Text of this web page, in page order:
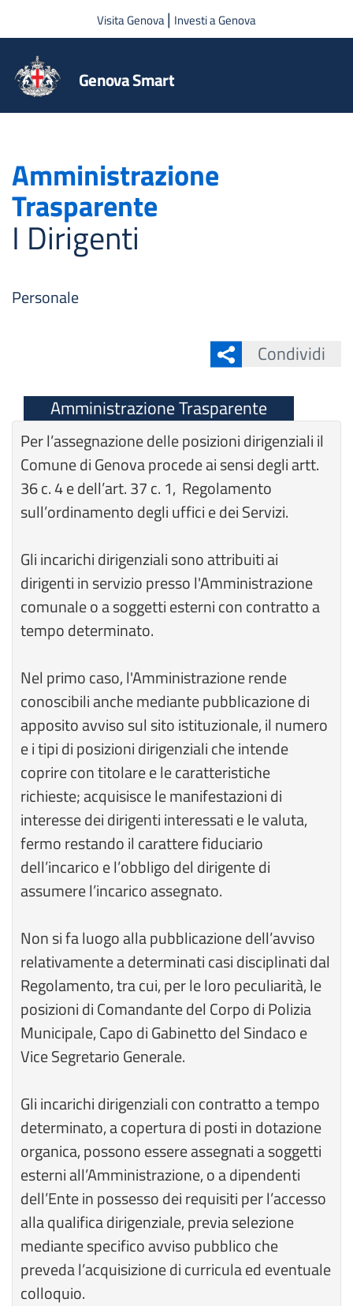
Salta al contenuto principale
Visita Genova| Investi a Genova
Genova Smart
Amministrazione
Trasparente
I Dirigenti
Personale
Condividi
Amministrazione Trasparente
Per l’assegnazione delle posizioni dirigenziali il
Comune di Genova procede ai sensi degli artt.
36 c. 4 e dell’art. 37 c. 1, Regolamento
sull’ordinamento degli uffici e dei Servizi.
Gli incarichi dirigenziali sono attribuiti ai
dirigenti in servizio presso l'Amministrazione
comunale o a soggetti esterni con contratto a
tempo determinato.
Nel primo caso, l'Amministrazione rende
conoscibili anche mediante pubblicazione di
apposito avviso sul sito istituzionale, il numero
e i tipi di posizioni dirigenziali che intende
coprire con titolare e le caratteristiche
richieste; acquisisce le manifestazioni di
interesse dei dirigenti interessati e le valuta,
fermo restando il carattere fiduciario
dell’incarico e l’obbligo del dirigente di
assumere l’incarico assegnato.
Non si fa luogo alla pubblicazione dell’avviso
relativamente a determinati casi disciplinati dal
Regolamento, tra cui, per le loro peculiarità, le
posizioni di Comandante del Corpo di Polizia
Municipale, Capo di Gabinetto del Sindaco e
Vice Segretario Generale.
Gli incarichi dirigenziali con contratto a tempo
determinato, a copertura di posti in dotazione
organica, possono essere assegnati a soggetti
esterni all’Amministrazione, o a dipendenti
dell’Ente in possesso dei requisiti per l’accesso
alla qualifica dirigenziale, previa selezione
mediante specifico avviso pubblico che
preveda l’acquisizione di curricula ed eventuale
colloquio.